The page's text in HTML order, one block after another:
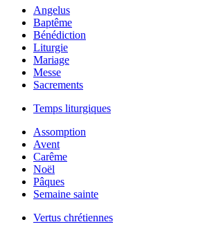
Angelus
Baptême
Bénédiction
Liturgie
Mariage
Messe
Sacrements
Temps liturgiques
Assomption
Avent
Carême
Noël
Pâques
Semaine sainte
Vertus chrétiennes